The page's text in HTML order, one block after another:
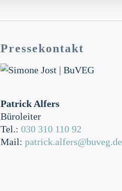
Pressekontakt
Patrick Alfers
Büroleiter
Tel.:030 310 110 92
Mail:patrick.alfers@buveg.de